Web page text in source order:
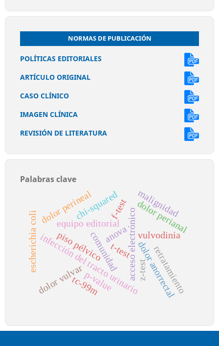
NORMAS DE PUBLICACIÓN
POLÍTICAS EDITORIALES
ARTÍCULO ORIGINAL
CASO CLÍNICO
IMAGEN CLÍNICA
REVISIÓN DE LITERATURA
Palabras clave
equipo editorial acceso electrónico
infección del tracto urinario
comunidad
escherichia coli
dolor perineal
vulvodinia
dolor vulvar
dolor perianal
piso pélvico dolor anorrectal
retratamiento
p-value z-test
t-test
anova
chi-squared
f-test malignidad
tc-99m